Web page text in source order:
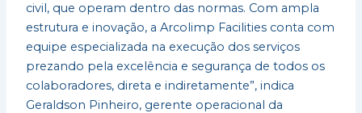
civil, que operam dentro das normas. Com ampla
estrutura e inovação, a Arcolimp Facilities conta com
equipe especializada na execução dos serviços
prezando pela excelência e segurança de todos os
colaboradores, direta e indiretamente”, indica
Geraldson Pinheiro, gerente operacional da